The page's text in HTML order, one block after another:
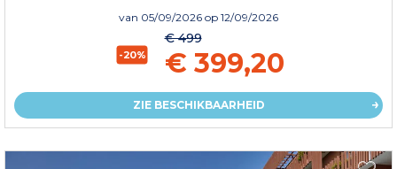
van 05/09/2026 op 12/09/2026
-20%
€ 499
€ 399,20
ZIE BESCHIKBAARHEID